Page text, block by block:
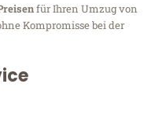
für Ihren Umzug von
Kompromisse bei der